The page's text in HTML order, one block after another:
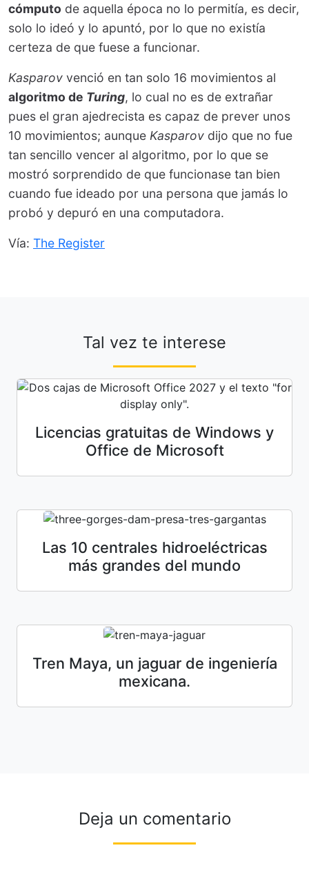
cómputo de aquella época no lo permitía, es decir,
solo lo ideó y lo apuntó, por lo que no existía
certeza de que fuese a funcionar.
Kasparov venció en tan solo 16 movimientos al
algoritmo de Turing, lo cual no es de extrañar
pues el gran ajedrecista es capaz de prever unos
10 movimientos; aunque Kasparov dijo que no fue
tan sencillo vencer al algoritmo, por lo que se
mostró sorprendido de que funcionase tan bien
cuando fue ideado por una persona que jamás lo
probó y depuró en una computadora.
Vía: The Register
Tal vez te interese
Licencias gratuitas de Windows y
Office de Microsoft
Las 10 centrales hidroeléctricas
más grandes del mundo
Tren Maya, un jaguar de ingeniería
mexicana.
Deja un comentario